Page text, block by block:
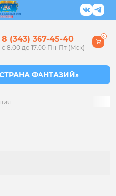
8 (343) 367-45-40
с 8:00 до 17:00 Пн-Пт (Мск)
0